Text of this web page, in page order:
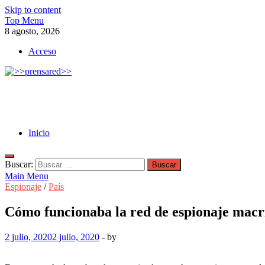
Skip to content
Top Menu
8 agosto, 2026
Acceso
Inicio
Buscar:
Main Menu
Espionaje /País
Cómo funcionaba la red de espionaje
2 julio, 20202 julio, 2020 - by